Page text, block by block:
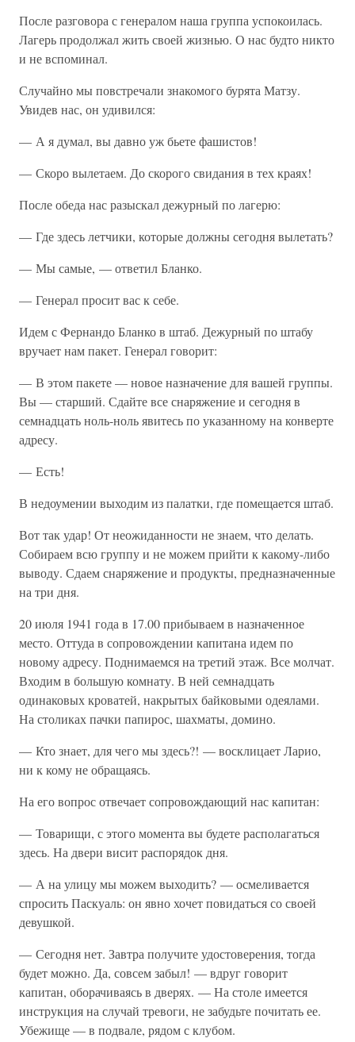
После разговора с генералом наша группа успокоилась.
Лагерь продолжал жить своей жизнью. О нас будто никто
и не вспоминал.
Случайно мы повстречали знакомого бурята Матзу.
Увидев нас, он удивился:
— А я думал, вы давно уж бьете фашистов!
— Скоро вылетаем. До скорого свидания в тех краях!
После обеда нас разыскал дежурный по лагерю:
— Где здесь летчики, которые должны сегодня вылетать?
— Мы самые, — ответил Бланко.
— Генерал просит вас к себе.
Идем с Фернандо Бланко в штаб. Дежурный по штабу
вручает нам пакет. Генерал говорит:
— В этом пакете — новое назначение для вашей группы.
Вы — старший. Сдайте все снаряжение и сегодня в
семнадцать ноль-ноль явитесь по указанному на конверте
адресу.
— Есть!
В недоумении выходим из палатки, где помещается штаб.
Вот так удар! От неожиданности не знаем, что делать.
Собираем всю группу и не можем прийти к какому-либо
выводу. Сдаем снаряжение и продукты, предназначенные
на три дня.
20 июля 1941 года в 17.00 прибываем в назначенное
место. Оттуда в сопровождении капитана идем по
новому адресу. Поднимаемся на третий этаж. Все молчат.
Входим в большую комнату. В ней семнадцать
одинаковых кроватей, накрытых байковыми одеялами.
На столиках пачки папирос, шахматы, домино.
— Кто знает, для чего мы здесь?! — восклицает Ларио,
ни к кому не обращаясь.
На его вопрос отвечает сопровождающий нас капитан:
— Товарищи, с этого момента вы будете располагаться
здесь. На двери висит распорядок дня.
— А на улицу мы можем выходить? — осмеливается
спросить Паскуаль: он явно хочет повидаться со своей
девушкой.
— Сегодня нет. Завтра получите удостоверения, тогда
будет можно. Да, совсем забыл! — вдруг говорит
капитан, оборачиваясь в дверях. — На столе имеется
инструкция на случай тревоги, не забудьте почитать ее.
Убежище — в подвале, рядом с клубом.